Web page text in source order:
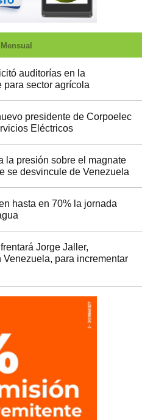
Mensual
auditorías en la
sector agrícola
presidente de Corpoelec
Eléctricos
la presión sobre el magnate
se desvincule de Venezuela
hasta en 70% la jornada
Jorge Jaller,
para incrementar